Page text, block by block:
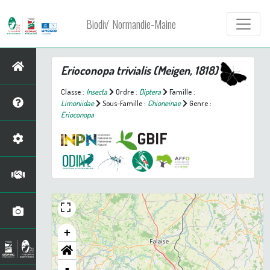
Biodiv' Normandie-Maine
Erioconopa trivialis(Meigen, 1818)
Classe : Insecta Ordre : Diptera
Famille :
Limoniidae
Sous-Famille : Chioneinae
Genre :
Erioconopa
+